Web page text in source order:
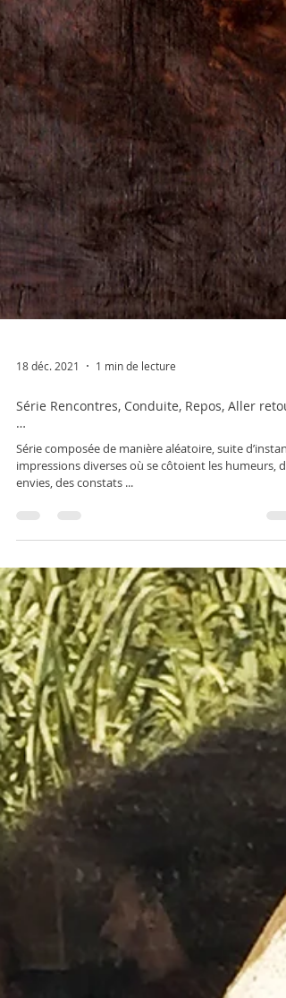
18 déc. 2021 1 min de lecture
Série Rencontres, Conduite, Repos, Aller
impressions diverses où se côtoient les humeurs,
envies, des constats ...